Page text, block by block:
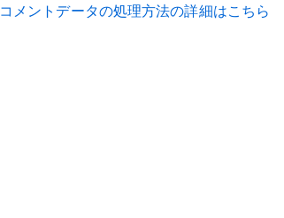
コメントデータの処理方法の詳細はこちら